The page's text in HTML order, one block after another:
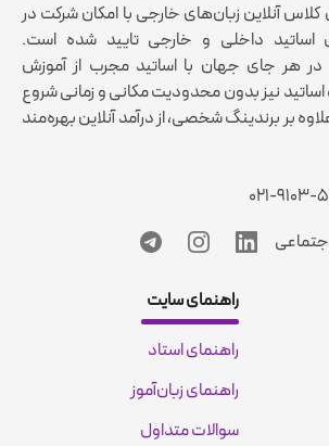
کلاس آنلاین زبان‌های خارجی با امکان شرکت در
اساتید داخلی و خارجی تایید شده است.
در هر جای جهان با اساتید مجرب از آموزش
نیز بدون محدودیت مکانی و زمانی شروع
بر برندینگ شخصی، از درآمد آنلاین بهره‌مند
۵۶۴۵
راهنمای سایت
راهنمای استاد
راهنمای زبان‌آموز
سوالات متداول